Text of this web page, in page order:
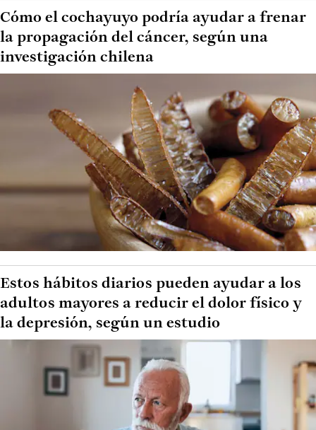
Cómo el cochayuyo podría ayudar a frenar
la propagación del cáncer, según una
investigación chilena
Estos hábitos diarios pueden ayudar a los
adultos mayores a reducir el dolor físico y
la depresión, según un estudio